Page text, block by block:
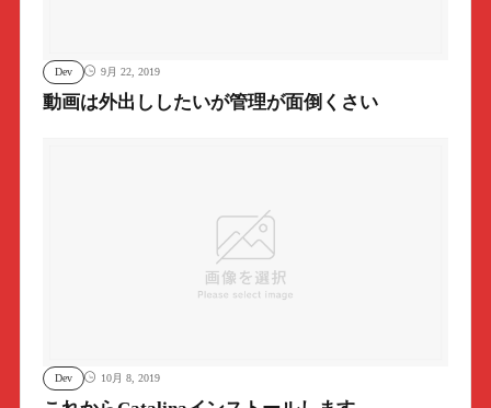
Dev 9月 22, 2019
動画は外出ししたいが管理が面倒くさい
Dev 10月 8, 2019